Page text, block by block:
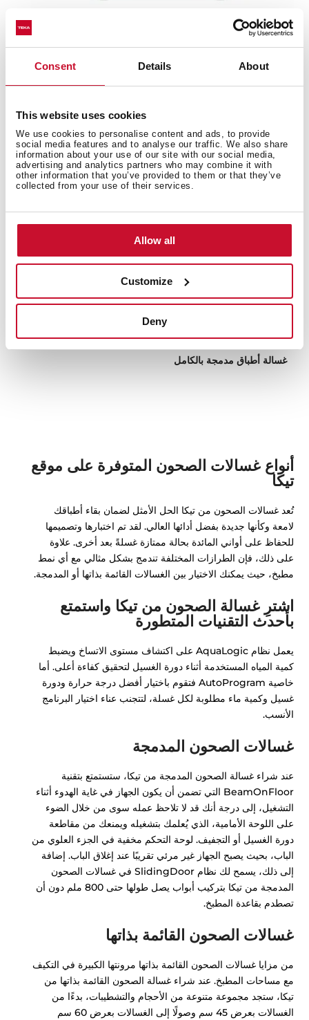
Consent Details About
This website uses cookies
We use cookies to personalise content and ads, to provide
social media features and to analyse our traffic. We also share
information about your use of our site with our social media,
advertising and analytics partners who may combine it with
other information that you’ve provided to them or that they’ve
collected from your use of their services.
Allow all
Customize
Deny
DFS 76850
غسالة أطباق غير مدمجة
DSI 46750
غسالة أطباق مدمجة بالكامل
أنواع غسالات الصحون المتوفرة على موقع
تيكا
تُعد غسالات الصحون من تيكا الحل الأمثل لضمان بقاء أطباقك
لامعة وكأنها جديدة بفضل أدائها العالي. لقد تم اختبارها وتصميمها
للحفاظ على أواني المائدة بحالة ممتازة غسلةً بعد أخرى. علاوة
على ذلك، فإن الطرازات المختلفة تندمج بشكل مثالي مع أي نمط
مطبخ، حيث يمكنك الاختيار بين الغسالات القائمة بذاتها أو المدمجة.
اشترِ غسالة الصحون من تيكا واستمتع
بأحدث التقنيات المتطورة
يعمل نظام AquaLogic على اكتشاف مستوى الاتساخ ويضبط
كمية المياه المستخدمة أثناء دورة الغسيل لتحقيق كفاءة أعلى. أما
خاصية AutoProgram فتقوم باختيار أفضل درجة حرارة ودورة
غسيل وكمية ماء مطلوبة لكل غسلة، لتتجنب عناء اختيار البرنامج
الأنسب.
غسالات الصحون المدمجة
عند شراء غسالة الصحون المدمجة من تيكا، ستستمتع بتقنية
BeamOnFloor التي تضمن أن يكون الجهاز في غاية الهدوء أثناء
التشغيل، إلى درجة أنك قد لا تلاحظ عمله سوى من خلال الضوء
على اللوحة الأمامية، الذي يُعلمك بتشغيله ويمنعك من مقاطعة
دورة الغسيل أو التجفيف. لوحة التحكم مخفية في الجزء العلوي من
الباب، بحيث يصبح الجهاز غير مرئي تقريبًا عند إغلاق الباب. إضافة
إلى ذلك، يسمح لك نظام SlidingDoor في غسالات الصحون
المدمجة من تيكا بتركيب أبواب يصل طولها حتى 800 ملم دون أن
تصطدم بقاعدة المطبخ.
غسالات الصحون القائمة بذاتها
من مزايا غسالات الصحون القائمة بذاتها مرونتها الكبيرة في التكيف
مع مساحات المطبخ. عند شراء غسالة الصحون القائمة بذاتها من
تيكا، ستجد مجموعة متنوعة من الأحجام والتشطيبات، بدءًا من
الغسالات بعرض 45 سم وصولًا إلى الغسالات بعرض 60 سم